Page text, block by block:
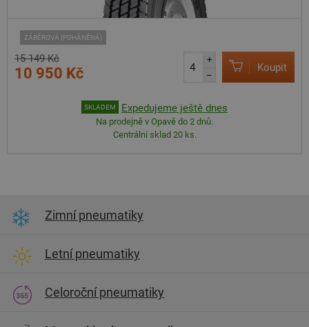
ZÁBĚROVÁ (POHÁNĚNÁ)
15 149 Kč
10 950 Kč
+
–
Koupit
SKLADEM Expedujeme ještě dnes
Na prodejně v Opavě do 2 dnů.
Centrální sklad 20 ks.
Zimní pneumatiky
Letní pneumatiky
Celoroční pneumatiky